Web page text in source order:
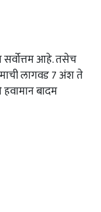
सर्वोत्तम आहे. तसेच
लागवड 7 अंश ते
बादम